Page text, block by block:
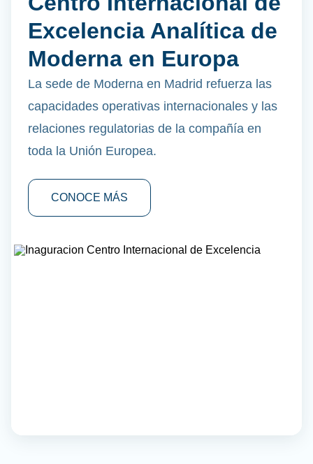
Excelencia Analítica de
Moderna en Europa
La sede de Moderna en Madrid refuerza las
capacidades operativas internacionales y las
relaciones regulatorias de la compañía en
toda la Unión Europea.
CONOCE MÁS